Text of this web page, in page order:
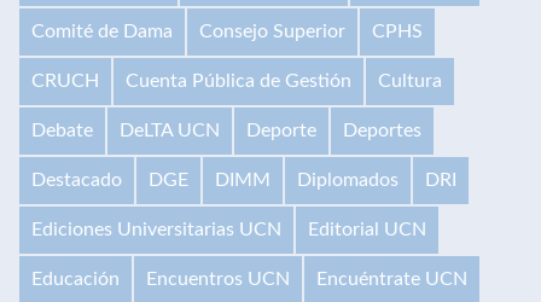
Comité de Dama Consejo Superior CPHS
CRUCH Cuenta Pública de Gestión Cultura
Debate DeLTA UCN Deporte Deportes
Destacado DGE DIMM Diplomados DRI
Ediciones Universitarias UCN Editorial UCN
Educación Encuentros UCN Encuéntrate UCN